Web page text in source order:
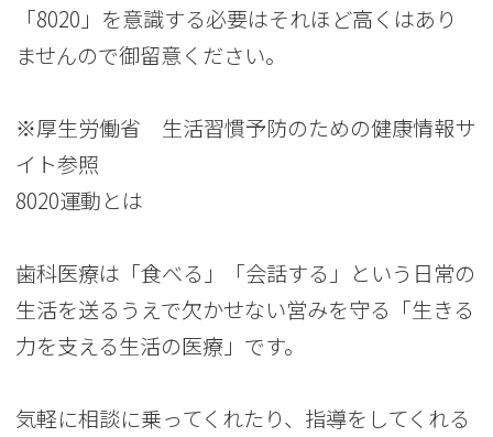
「8020」を意識する必要はそれほど高くはあり
ませんので御留意ください。
※厚生労働省 生活習慣予防のための健康情報サ
イト参照
8020運動とは
歯科医療は「食べる」「会話する」という日常の
生活を送るうえで欠かせない営みを守る「生きる
力を支える生活の医療」です。
気軽に相談に乗ってくれたり、指導をしてくれる